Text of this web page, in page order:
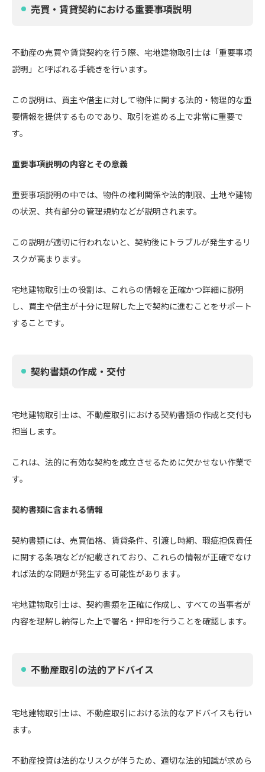
売買・賃貸契約における重要事項説明
不動産の売買や賃貸契約を行う際、宅地建物取引士は「重要事項
説明」と呼ばれる手続きを行います。
この説明は、買主や借主に対して物件に関する法的・物理的な重
要情報を提供するものであり、取引を進める上で非常に重要で
す。
重要事項説明の内容とその意義
重要事項説明の中では、物件の権利関係や法的制限、土地や建物
の状況、共有部分の管理規約などが説明されます。
この説明が適切に行われないと、契約後にトラブルが発生するリ
スクが高まります。
宅地建物取引士の役割は、これらの情報を正確かつ詳細に説明
し、買主や借主が十分に理解した上で契約に進むことをサポート
することです。
契約書類の作成・交付
宅地建物取引士は、不動産取引における契約書類の作成と交付も
担当します。
これは、法的に有効な契約を成立させるために欠かせない作業で
す。
契約書類に含まれる情報
契約書類には、売買価格、賃貸条件、引渡し時期、瑕疵担保責任
に関する条項などが記載されており、これらの情報が正確でなけ
れば法的な問題が発生する可能性があります。
宅地建物取引士は、契約書類を正確に作成し、すべての当事者が
内容を理解し納得した上で署名・押印を行うことを確認します。
不動産取引の法的アドバイス
宅地建物取引士は、不動産取引における法的なアドバイスも行い
ます。
不動産投資は法的なリスクが伴うため、適切な法的知識が求めら